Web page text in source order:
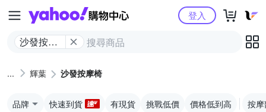
Yahoo購物中心
沙發按摩
登入
輝葉 沙發按摩椅
品牌 快速到貨 有現貨 挑戰低價 價格低到高 按